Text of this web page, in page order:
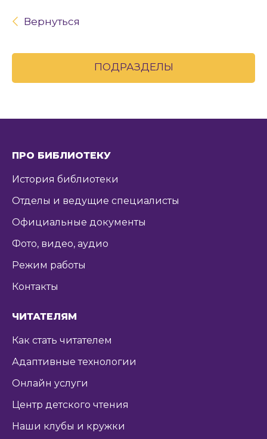
Вернуться
ПОДРАЗДЕЛЫ
ПРО БИБЛИОТЕКУ
История библиотеки
Отделы и ведущие специалисты
Официальные документы
Фото, видео, аудио
Режим работы
Контакты
ЧИТАТЕЛЯМ
Как стать читателем
Адаптивные технологии
Онлайн услуги
Центр детского чтения
Наши клубы и кружки